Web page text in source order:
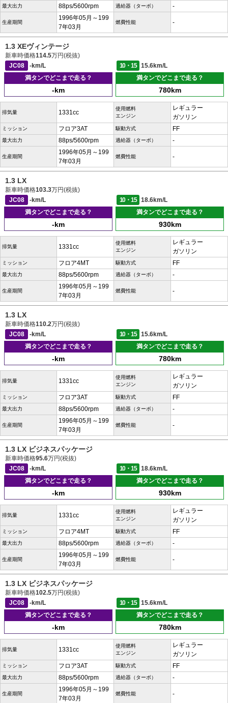
最大出力 88ps/5600rpm 過給器（ターボ） -
生産期間
1996年05月～199
7年03月
燃費性能 -
1.3 XEヴィンテージ
新車時価格114.5万円(税抜)
JC08
-km/L 10・15
15.6km/L
満タンでどこまで走る？
-km
満タンでどこまで走る？
780km
排気量 1331cc
使用燃料
エンジン
レギュラー
ガソリン
ミッション フロア3AT 駆動方式 FF
最大出力 88ps/5600rpm 過給器（ターボ） -
生産期間
1996年05月～199
7年03月
燃費性能 -
1.3 LX
新車時価格103.3万円(税抜)
JC08
-km/L 10・15
18.6km/L
満タンでどこまで走る？
-km
満タンでどこまで走る？
930km
排気量 1331cc
使用燃料
エンジン
レギュラー
ガソリン
ミッション フロア4MT 駆動方式 FF
最大出力 88ps/5600rpm 過給器（ターボ） -
生産期間
1996年05月～199
7年03月
燃費性能 -
1.3 LX
新車時価格110.2万円(税抜)
JC08
-km/L 10・15
15.6km/L
満タンでどこまで走る？
-km
満タンでどこまで走る？
780km
排気量 1331cc
使用燃料
エンジン
レギュラー
ガソリン
ミッション フロア3AT 駆動方式 FF
最大出力 88ps/5600rpm 過給器（ターボ） -
生産期間
1996年05月～199
7年03月
燃費性能 -
1.3 LX ビジネスパッケージ
新車時価格95.6万円(税抜)
JC08
-km/L 10・15
18.6km/L
満タンでどこまで走る？
-km
満タンでどこまで走る？
930km
排気量 1331cc
使用燃料
エンジン
レギュラー
ガソリン
ミッション フロア4MT 駆動方式 FF
最大出力 88ps/5600rpm 過給器（ターボ） -
生産期間
1996年05月～199
7年03月
燃費性能 -
1.3 LX ビジネスパッケージ
新車時価格102.5万円(税抜)
JC08
-km/L 10・15
15.6km/L
満タンでどこまで走る？
-km
満タンでどこまで走る？
780km
排気量 1331cc
使用燃料
エンジン
レギュラー
ガソリン
ミッション フロア3AT 駆動方式 FF
最大出力 88ps/5600rpm 過給器（ターボ） -
生産期間
1996年05月～199
7年03月
燃費性能 -